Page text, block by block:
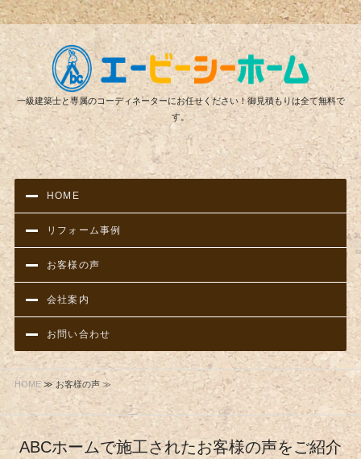
リ
一級建築士と専属のコーディネーターにお任せください！御見積もりは全て無料で
す。
HOME
リフォーム事例
お客様の声
会社案内
お問い合わせ
HOME≫ お客様の声 ≫
ABCホームで施工されたお客様の声をご紹介